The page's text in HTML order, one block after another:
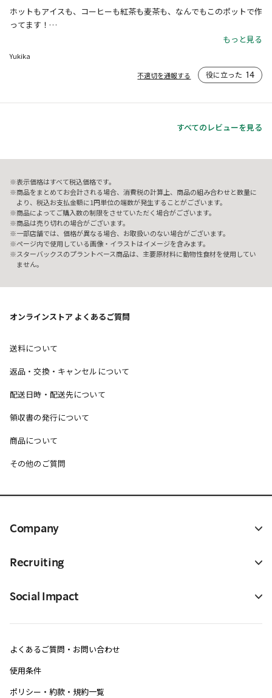
ホットもアイスも、コーヒーも紅茶も麦茶も、なんでもこのポットで作
ってます！
もっと見る
Yukika
不適切を通報する 役に立った 14
すべてのレビューを見る
表示価格はすべて税込価格です。
商品をまとめてお会計される場合、消費税の計算上、商品の組み合わせと数量に
より、税込お支払金額に1円単位の端数が発生することがございます。
商品によってご購入数の制限をさせていただく場合がございます。
商品は売り切れの場合がございます。
一部店舗では、価格が異なる場合、お取扱いのない場合がございます。
ページ内で使用している画像・イラストはイメージを含みます。
スターバックスのプラントベース商品は、主要原材料に動物性食材を使用してい
ません。
オンラインストア よくあるご質問
送料について
返品・交換・キャンセルについて
配送日時・配送先について
領収書の発行について
商品について
その他のご質問
Company
Recruiting
Social Impact
よくあるご質問・お問い合わせ
使用条件
ポリシー・約款・規約一覧